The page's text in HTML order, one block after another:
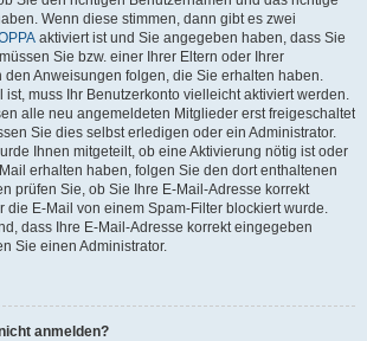
Wenn diese stimmen, dann gibt es zwei
aktiviert ist und Sie angegeben haben, dass Sie
Sie bzw. einer Ihrer Eltern oder Ihrer
den Anweisungen folgen, die Sie erhalten haben.
ist, muss Ihr Benutzerkonto vielleicht aktiviert werden.
alle neu angemeldeten Mitglieder erst freigeschaltet
Sie dies selbst erledigen oder ein Administrator.
Ihnen mitgeteilt, ob eine Aktivierung nötig ist oder
erhalten haben, folgen Sie den dort enthaltenen
prüfen Sie, ob Sie Ihre E-Mail-Adresse korrekt
die E-Mail von einem Spam-Filter blockiert wurde.
dass Ihre E-Mail-Adresse korrekt eingegeben
Sie einen Administrator.
anmelden?